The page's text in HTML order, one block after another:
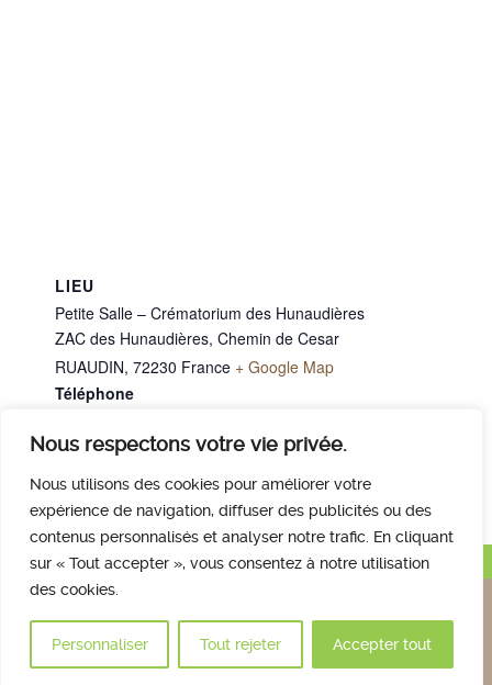
Nous respectons votre vie privée.
Nous utilisons des cookies pour améliorer votre
expérience de navigation, diffuser des publicités ou des
contenus personnalisés et analyser notre trafic. En cliquant
sur « Tout accepter », vous consentez à notre utilisation
des cookies.
Personnaliser Tout rejeter Accepter tout
LIEU
Petite Salle – Crématorium des Hunaudières
ZAC des Hunaudières, Chemin de Cesar
RUAUDIN, 72230 France + Google Map
Téléphone
M. LEBLAY Olivier Mme GAUDREE Colette
Haut de page
Nous contacter
Plan et accès
Mentions légales
© 2017 Crématorium des Hunaudières